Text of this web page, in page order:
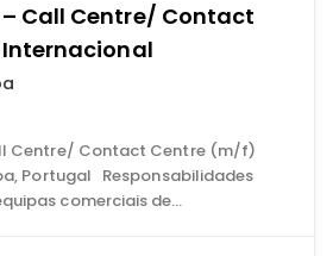
Call Centre/ Contact
Centre/ Contact Centre (m/f)
Portugal Responsabilidades
comerciais de…